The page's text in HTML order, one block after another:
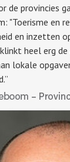
de
"Toerisme en
en inzetten
heel erg
lokale